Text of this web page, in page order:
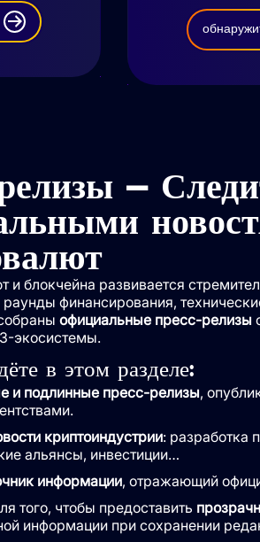
–
и блокчейна развивается
финансирования,
официальные пресс-релизы
экосистемы.
в этом разделе:
и подлинные пресс-релизы,
криптоиндустрии: разработка
альянсы, инвестиции…
информации, отражающий
того, чтобы предоставить
информации при сохранении